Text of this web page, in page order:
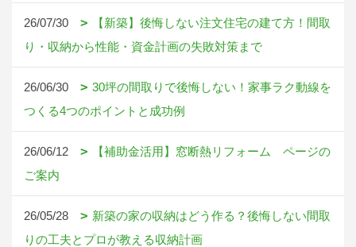
26/07/30
【新築】後悔しない注文住宅の建て方！間取
り・収納から性能・資金計画の失敗対策まで
26/06/30
30坪の間取りで後悔しない！家事ラク動線を
つくる4つのポイントと成功例
26/06/12
【補助金活用】窓断熱リフォーム ページの
ご案内
26/05/28
新築の家の収納はどう作る？後悔しない間取
りの工夫とプロが教える収納計画